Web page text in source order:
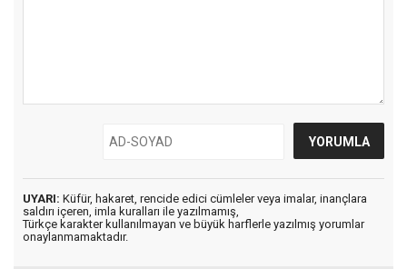
UYARI: Küfür, hakaret, rencide edici cümleler veya imalar, inançlara
saldırı içeren, imla kuralları ile yazılmamış,
Türkçe karakter kullanılmayan ve büyük harflerle yazılmış yorumlar
onaylanmamaktadır.